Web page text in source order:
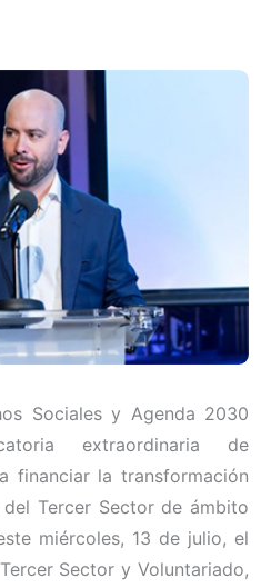
Sociales y Agenda 2030
extraordinaria de
financiar la transformación
Tercer Sector de ámbito
miércoles, 13 de julio, el
Sector y Voluntariado,